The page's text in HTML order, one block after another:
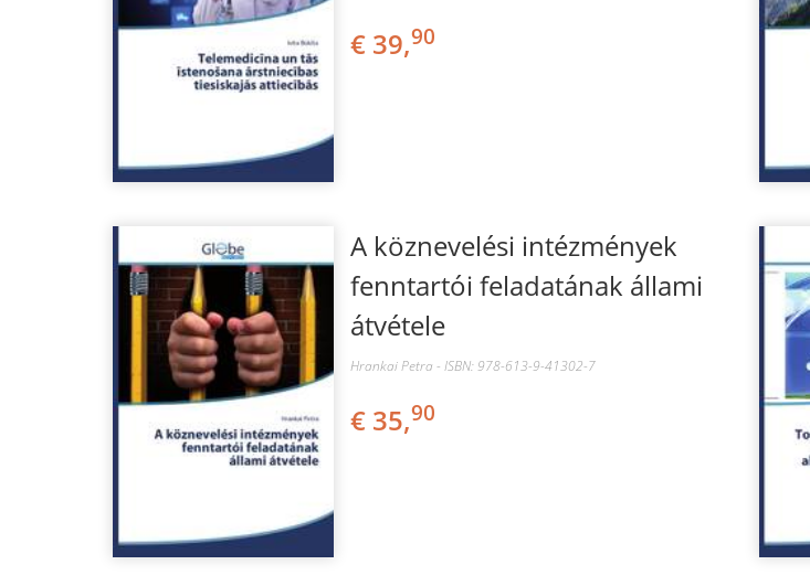
€ 39,90
A köznevelési intézmények
fenntartói feladatának állami
átvétele
Hrankai Petra - ISBN: 978-613-9-41302-7
€ 35,90